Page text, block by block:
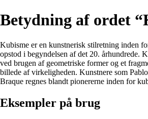
Betydning af ordet
Kubisme er en kunstnerisk stilretning inden
opstod i begyndelsen af det 20. århundrede.
ved brugen af geometriske former og et
billede af virkeligheden. Kunstnere som
Braque regnes blandt pionererne inden for
Eksempler på brug